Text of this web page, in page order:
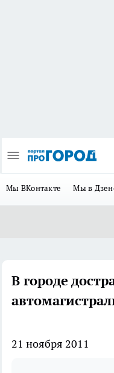
Мы ВКонтакте Мы в
В городе
21 ноября 2011